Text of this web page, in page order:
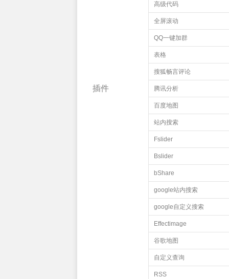
插件
高级代码
全屏滚动
QQ一键加群
表格
搜狐畅言评论
腾讯分析
百度地图
站内搜索
Fslider
Bslider
bShare
google站内搜索
google自定义搜索
Effectimage
谷歌地图
自定义查询
RSS